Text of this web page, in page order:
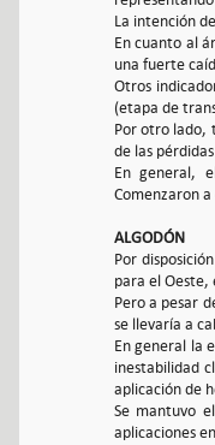
La intención
En cuanto al
una fuerte
Otros
(etapa de
Por otro lado,
de las
En general,
Comenzaron
ALGODÓN
Por
para el
Pero a pesar
se llevaría a
En general la
inestabilidad
aplicación de
Se mantuvo
aplicaciones